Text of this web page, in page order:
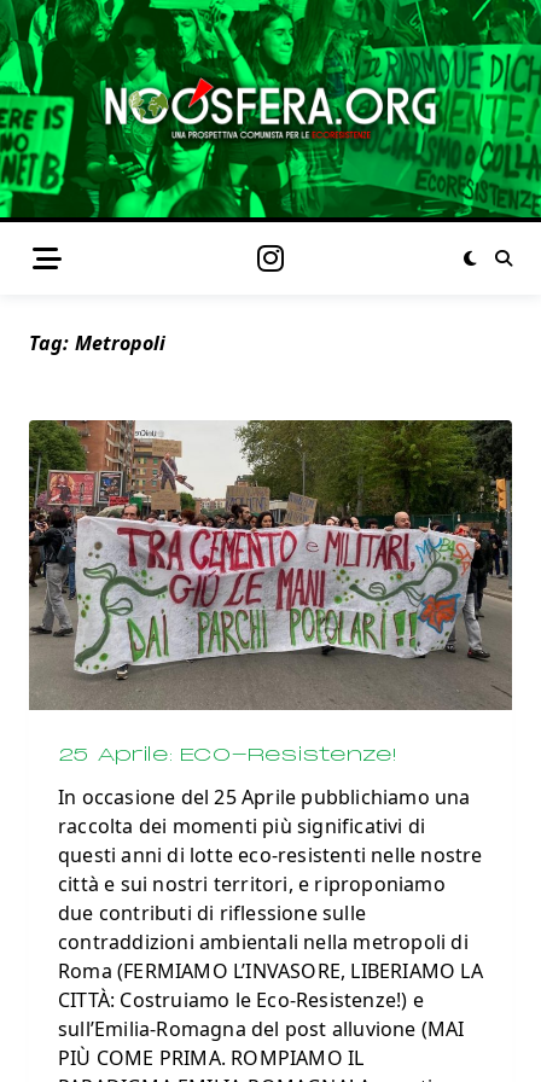
Tag: Metropoli
25 Aprile: ECO-Resistenze!
In occasione del 25 Aprile pubblichiamo una
raccolta dei momenti più significativi di
questi anni di lotte eco-resistenti nelle nostre
città e sui nostri territori, e riproponiamo
due contributi di riflessione sulle
contraddizioni ambientali nella metropoli di
Roma (FERMIAMO L’INVASORE, LIBERIAMO LA
CITTÀ: Costruiamo le Eco-Resistenze!) e
sull’Emilia-Romagna del post alluvione (MAI
PIÙ COME PRIMA. ROMPIAMO IL